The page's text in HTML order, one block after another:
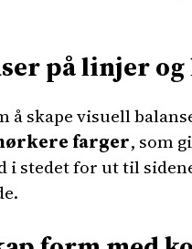
på linjer og
å skape visuell
farger, som
stedet for ut til